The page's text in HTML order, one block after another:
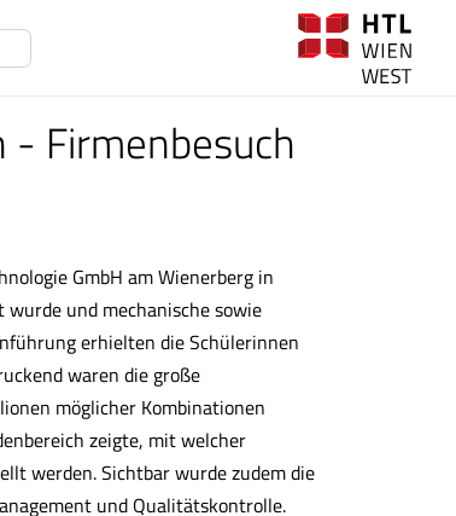
- Firmenbesuch
GmbH am Wienerberg in
und mechanische sowie
erhielten die Schülerinnen
waren die große
möglicher Kombinationen
zeigte, mit welcher
werden. Sichtbar wurde zudem die
und Qualitätskontrolle.